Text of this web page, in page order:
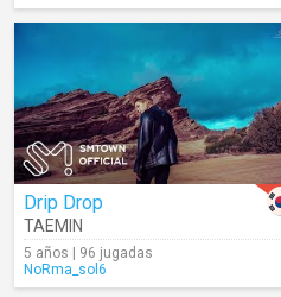
Drip Drop
TAEMIN
5 años | 96 jugadas
NoRma_sol6